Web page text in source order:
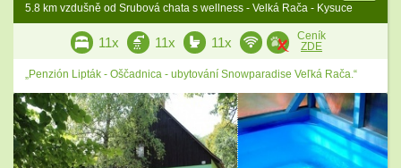
5.8 km vzdušně od Srubová chata s wellness - Velká Rača - Kysuce
11x 11x 11x
Ceník
ZDE
„Penzión Lipták - Oščadnica - ubytování Snowparadise Veľká Rača.“